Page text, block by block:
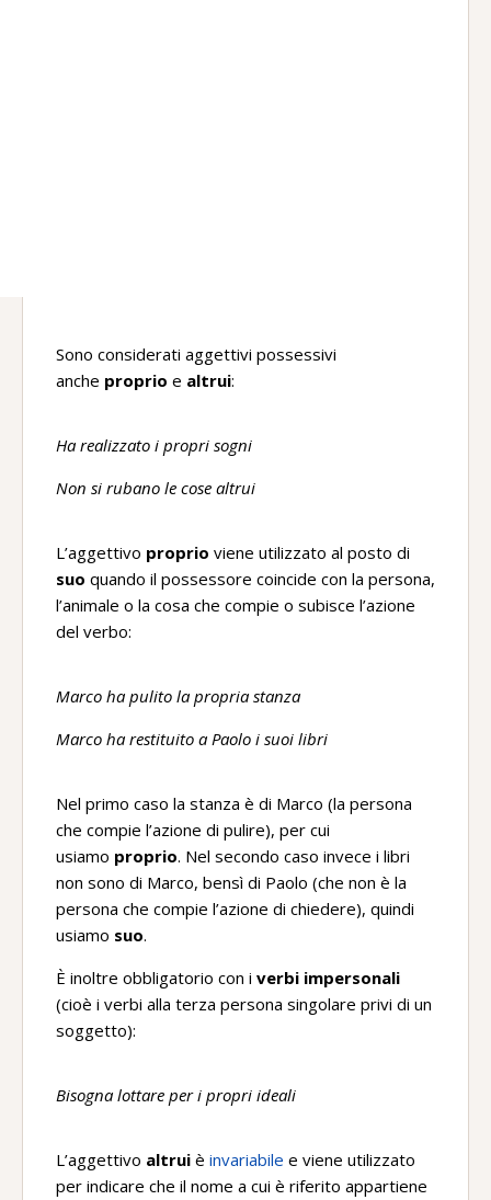
Sono considerati aggettivi possessivi
anche proprio e altrui:
Ha realizzato i propri sogni
Non si rubano le cose altrui
L’aggettivo proprio viene utilizzato al posto di
suo quando il possessore coincide con la persona,
l’animale o la cosa che compie o subisce l’azione
del verbo:
Marco ha pulito la propria stanza
Marco ha restituito a Paolo i suoi libri
Nel primo caso la stanza è di Marco (la persona
che compie l’azione di pulire), per cui
usiamo proprio. Nel secondo caso invece i libri
non sono di Marco, bensì di Paolo (che non è la
persona che compie l’azione di chiedere), quindi
usiamo suo.
È inoltre obbligatorio con i verbi impersonali
(cioè i verbi alla terza persona singolare privi di un
soggetto):
Bisogna lottare per i propri ideali
L’aggettivo altrui è invariabile e viene utilizzato
per indicare che il nome a cui è riferito appartiene